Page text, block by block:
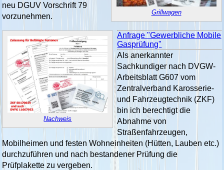
Grillwagen
neu DGUV Vorschrift 79
vorzunehmen.
Nachweis
Anfrage "Gewerbliche Mobile
Gasprüfung"
Als anerkannter
Sachkundiger nach DVGW-
Arbeitsblatt G607 vom
Zentralverband Karosserie-
und Fahrzeugtechnik (ZKF)
bin ich berechtigt die
Abnahme von
Straßenfahrzeugen,
Mobilheimen und festen Wohneinheiten (Hütten, Lauben etc.)
durchzuführen und nach bestandener Prüfung die
Prüfplakette zu vergeben.